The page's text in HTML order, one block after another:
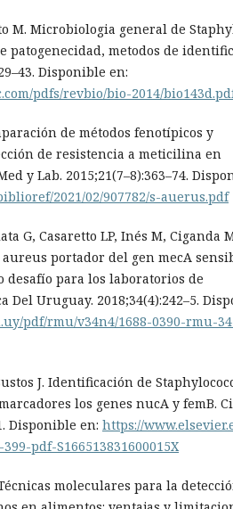
M. Microbiologia general de
patogenecidad, metodos de
Disponible en:
pdfs/revbio/bio-2014/
de métodos fenotípicos y
de resistencia a meticilina en
y Lab. 2015;21(7–8):363–74.
2021/02/907782/s-auerus.pdf
G, Casaretto LP, Inés M, Ciganda
aureus portador del gen mecA
desafío para los laboratorios de
Del Uruguay. 2018;34(4):242–5.
pdf/rmu/v34n4/1688-0390-rmu-
J. Identificación de
los genes nucA y femB.
Disponible en: https://
pdf-S166513831600015X
moleculares para la